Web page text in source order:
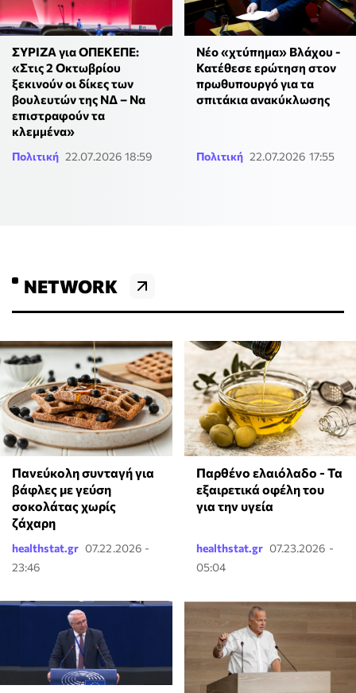
ΣΥΡΙΖΑ για ΟΠΕΚΕΠΕ:
«Στις 2 Οκτωβρίου
ξεκινούν οι δίκες των
βουλευτών της ΝΔ – Να
επιστραφούν τα
κλεμμένα»
Πολιτική 22.07.2026 18:59
Νέο «χτύπημα» Βλάχου -
Κατέθεσε ερώτηση στον
πρωθυπουργό για τα
σπιτάκια ανακύκλωσης
Πολιτική 22.07.2026 17:55
NETWORK
Πανεύκολη συνταγή για
βάφλες με γεύση
σοκολάτας χωρίς
ζάχαρη
healthstat.gr 07.22.2026 -
23:46
Παρθένο ελαιόλαδο - Τα
εξαιρετικά οφέλη του
για την υγεία
healthstat.gr 07.23.2026 -
05:04